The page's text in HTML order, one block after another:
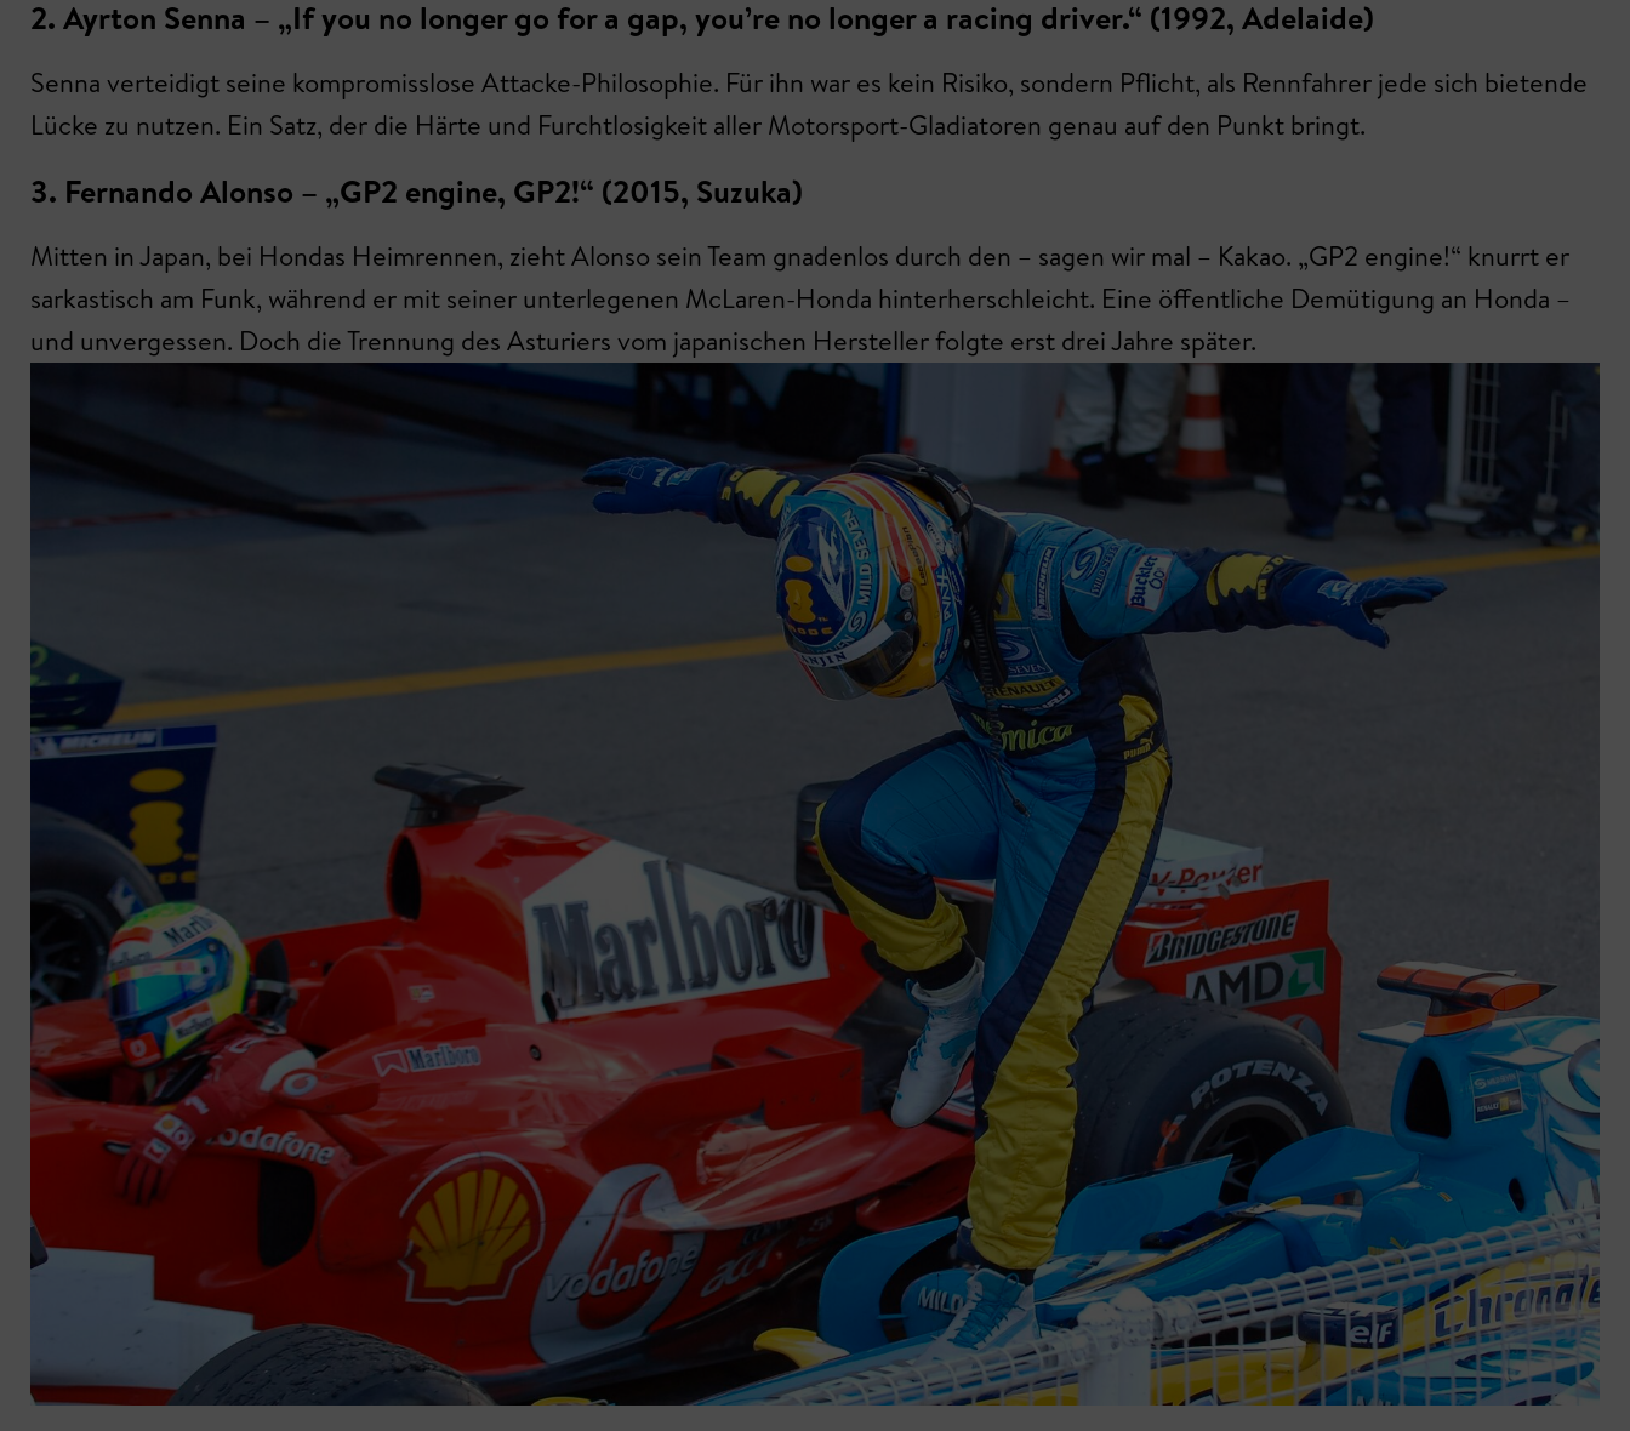
2. Ayrton Senna – „If you no longer go for a gap, you’re no longer a racing driver.“ (1992, Adelaide)
Senna verteidigt seine kompromisslose Attacke-Philosophie. Für ihn war es kein Risiko, sondern Pflicht, als Rennfahrer jede sich bietende
Lücke zu nutzen. Ein Satz, der die Härte und Furchtlosigkeit aller Motorsport-Gladiatoren genau auf den Punkt bringt.
3. Fernando Alonso – „GP2 engine, GP2!“ (2015, Suzuka)
Mitten in Japan, bei Hondas Heimrennen, zieht Alonso sein Team gnadenlos durch den – sagen wir mal – Kakao. „GP2 engine!“ knurrt er
sarkastisch am Funk, während er mit seiner unterlegenen McLaren-Honda hinterherschleicht. Eine öffentliche Demütigung an Honda –
und unvergessen. Doch die Trennung des Asturiers vom japanischen Hersteller folgte erst drei Jahre später.